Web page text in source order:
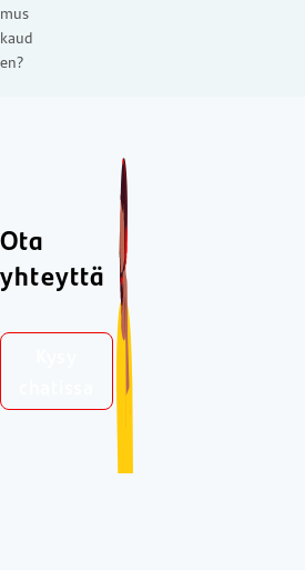
mus
kaud
en?
Ota
yhteyttä